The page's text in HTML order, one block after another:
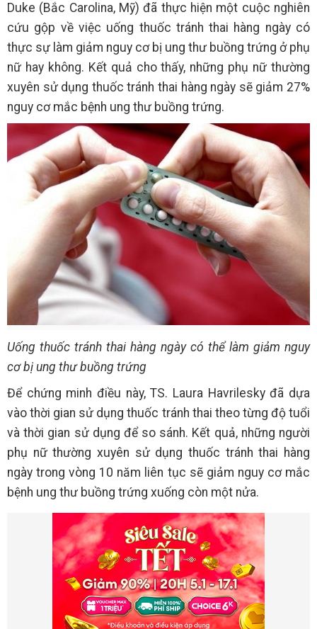
Duke (Bắc Carolina, Mỹ) đã thực hiện một cuộc nghiên
cứu gộp về việc uống thuốc tránh thai hàng ngày có
thực sự làm giảm nguy cơ bị ung thư buồng trứng ở phụ
nữ hay không. Kết quả cho thấy, những phụ nữ thường
xuyên sử dụng thuốc tránh thai hàng ngày sẽ giảm 27%
nguy cơ mắc bệnh ung thư buồng trứng.
Uống thuốc tránh thai hàng ngày có thể làm giảm nguy
cơ bị ung thư buồng trứng
Để chứng minh điều này, TS. Laura Havrilesky đã dựa
vào thời gian sử dụng thuốc tránh thai theo từng độ tuổi
và thời gian sử dụng để so sánh. Kết quả, những người
phụ nữ thường xuyên sử dụng thuốc tránh thai hàng
ngày trong vòng 10 năm liên tục sẽ giảm nguy cơ mắc
bệnh ung thư buồng trứng xuống còn một nửa.